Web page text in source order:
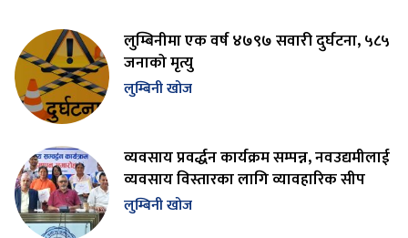
लुम्बिनीमा एक वर्ष ४७९७ सवारी दुर्घटना, ५८५
जनाको मृत्यु
लुम्बिनी खोज
व्यवसाय प्रवर्द्धन कार्यक्रम सम्पन्न, नवउद्यमीलाई
व्यवसाय विस्तारका लागि व्यावहारिक सीप
लुम्बिनी खोज